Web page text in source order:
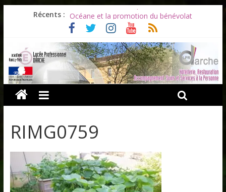
Récents :
Les ULiS en haut du podium
Océane et la promotion du bénévolat
Bonnes vacances à tous !
Infos rentrée septembre 2026
Soirée d’adieux au Lycée Darche
RIMG0759